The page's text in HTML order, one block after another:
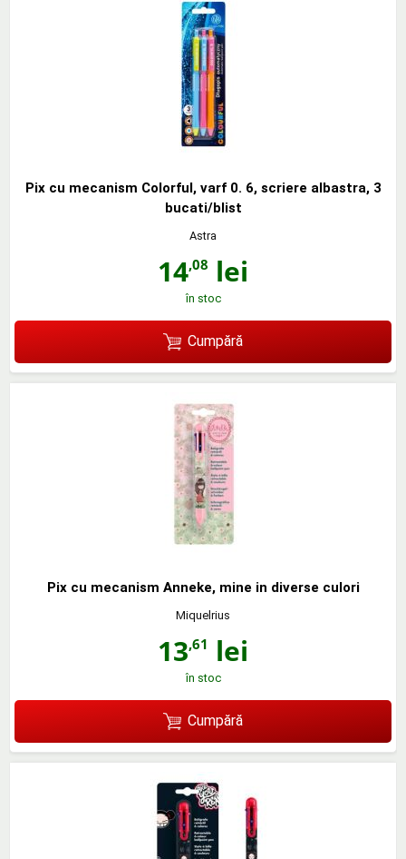
Pix cu mecanism Colorful, varf 0. 6, scriere albastra, 3
bucati/blist
Astra
14,08 lei
în stoc
Cumpără
Pix cu mecanism Anneke, mine in diverse culori
Miquelrius
13,61 lei
în stoc
Cumpără